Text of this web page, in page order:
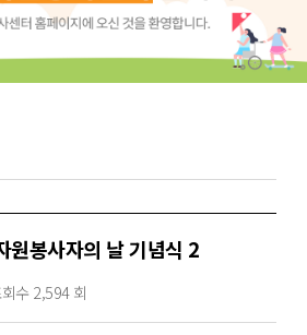
원봉사자의 날 기념식 2
수 2,594 회